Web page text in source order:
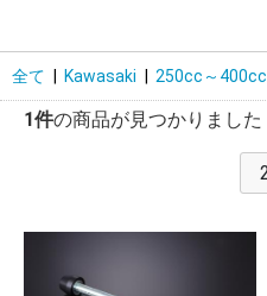
全て Kawasaki 250cc～400cc
1件の商品が見つかりました